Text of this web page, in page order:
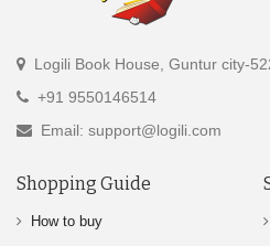
Logili Book House, Guntur city-
+91 9550146514
Email: support@logili.com
Shopping Guide
How to buy